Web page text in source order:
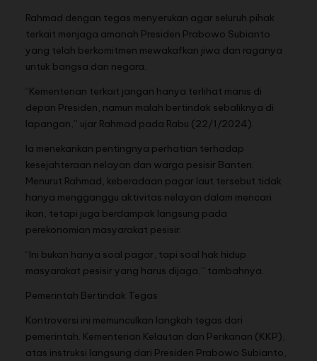
Rahmad dengan tegas menyerukan agar seluruh pihak
terkait menjaga amanah Presiden Prabowo Subianto
yang telah berkomitmen mewakafkan jiwa dan raganya
untuk bangsa dan negara.
“Kementerian terkait jangan hanya terlihat manis di
depan Presiden, namun malah bertindak sebaliknya di
lapangan,” ujar Rahmad pada Rabu (22/1/2024).
Ia menekankan pentingnya perhatian terhadap
kesejahteraan nelayan dan warga pesisir Banten.
Menurut Rahmad, keberadaan pagar laut tersebut tidak
hanya mengganggu aktivitas nelayan dalam mencari
ikan, tetapi juga berdampak langsung pada
perekonomian masyarakat pesisir.
“Ini bukan hanya soal pagar, tapi soal hak hidup
masyarakat pesisir yang harus dijaga,” tambahnya.
Pemerintah Bertindak Tegas
Kontroversi ini memunculkan langkah tegas dari
pemerintah. Kementerian Kelautan dan Perikanan (KKP),
atas instruksi langsung dari Presiden Prabowo Subianto,